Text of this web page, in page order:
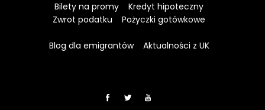
Bilety na promy
Kredyt hipoteczny
Zwrot podatku
Pożyczki gotówkowe
Blog dla emigrantów Aktualności z UK